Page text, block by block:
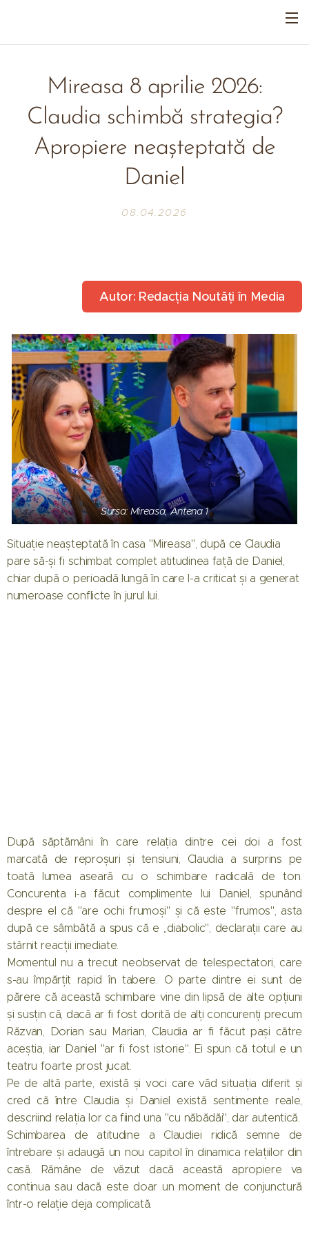
Mireasa 8 aprilie 2026:
Claudia schimbă strategia?
Apropiere neașteptată de
Daniel
08.04.2026
Autor: Redacția Noutăți în Media
Sursa: Mireasa, Antena 1
Situație neașteptată în casa "Mireasa", după ce Claudia
pare să-și fi schimbat complet atitudinea față de Daniel,
chiar după o perioadă lungă în care l-a criticat și a generat
numeroase conflicte în jurul lui.
După săptămâni în care relația dintre cei doi a fost
marcată de reproșuri și tensiuni, Claudia a surprins pe
toată lumea aseară cu o schimbare radicală de ton.
Concurenta i-a făcut complimente lui Daniel, spunând
despre el că "are ochi frumoși" și că este "frumos", asta
după ce sâmbătă a spus că e ,,diabolic", declarații care au
stârnit reacții imediate.
Momentul nu a trecut neobservat de telespectatori, care
s-au împărțit rapid în tabere. O parte dintre ei sunt de
părere că această schimbare vine din lipsă de alte opțiuni
și susțin că, dacă ar fi fost dorită de alți concurenți precum
Răzvan, Dorian sau Marian, Claudia ar fi făcut pași către
aceștia, iar Daniel "ar fi fost istorie". Ei spun că totul e un
teatru foarte prost jucat.
Pe de altă parte, există și voci care văd situația diferit și
cred că între Claudia și Daniel există sentimente reale,
descriind relația lor ca fiind una "cu năbădăi", dar autentică.
Schimbarea de atitudine a Claudiei ridică semne de
întrebare și adaugă un nou capitol în dinamica relațiilor din
casă. Rămâne de văzut dacă această apropiere va
continua sau dacă este doar un moment de conjunctură
într-o relație deja complicată.